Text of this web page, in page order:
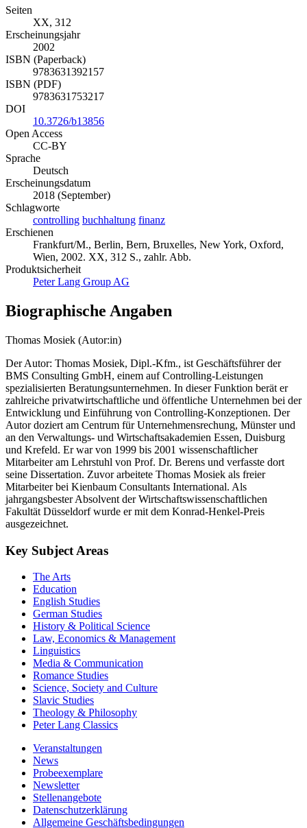
Seiten
XX, 312
Erscheinungsjahr
2002
ISBN (Paperback)
9783631392157
ISBN (PDF)
9783631753217
DOI
10.3726/b13856
Open Access
CC-BY
Sprache
Deutsch
Erscheinungsdatum
2018 (September)
Schlagworte
controlling buchhaltung finanz
Erschienen
Frankfurt/M., Berlin, Bern, Bruxelles, New York, Oxford,
Wien, 2002. XX, 312 S., zahlr. Abb.
Produktsicherheit
Peter Lang Group AG
Biographische Angaben
Thomas Mosiek (Autor:in)
Der Autor: Thomas Mosiek, Dipl.-Kfm., ist Geschäftsführer der
BMS Consulting GmbH, einem auf Controlling-Leistungen
spezialisierten Beratungsunternehmen. In dieser Funktion berät er
zahlreiche privatwirtschaftliche und öffentliche Unternehmen bei der
Entwicklung und Einführung von Controlling-Konzeptionen. Der
Autor doziert am Centrum für Unternehmensrechung, Münster und
an den Verwaltungs- und Wirtschaftsakademien Essen, Duisburg
und Krefeld. Er war von 1999 bis 2001 wissenschaftlicher
Mitarbeiter am Lehrstuhl von Prof. Dr. Berens und verfasste dort
seine Dissertation. Zuvor arbeitete Thomas Mosiek als freier
Mitarbeiter bei Kienbaum Consultants International. Als
jahrgangsbester Absolvent der Wirtschaftswissenschaftlichen
Fakultät Düsseldorf wurde er mit dem Konrad-Henkel-Preis
ausgezeichnet.
Key Subject Areas
The Arts
Education
English Studies
German Studies
History & Political Science
Law, Economics & Management
Linguistics
Media & Communication
Romance Studies
Science, Society and Culture
Slavic Studies
Theology & Philosophy
Peter Lang Classics
Veranstaltungen
News
Probeexemplare
Newsletter
Stellenangebote
Datenschutzerklärung
Allgemeine Geschäftsbedingungen